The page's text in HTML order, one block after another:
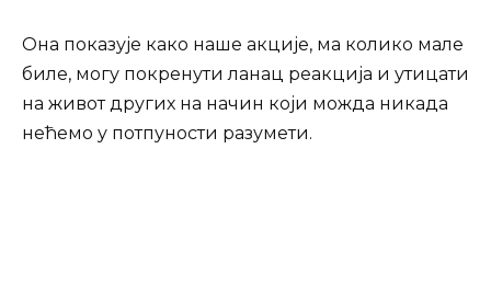
Она показује како наше акције, ма колико мале
биле, могу покренути ланац реакција и утицати
на живот других на начин који можда никада
нећемо у потпуности разумети.